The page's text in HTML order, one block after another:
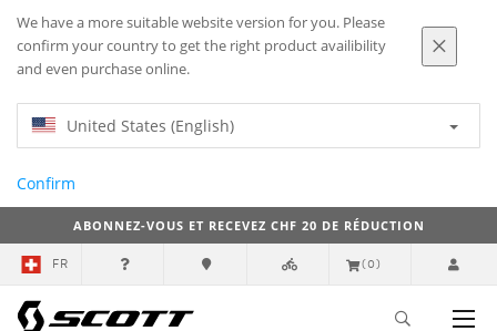
We have a more suitable website version for you. Please
confirm your country to get the right product availibility
and even purchase online.
United States (English)
Confirm
ABONNEZ-VOUS ET RECEVEZ CHF 20 DE RÉDUCTION
FR (0)